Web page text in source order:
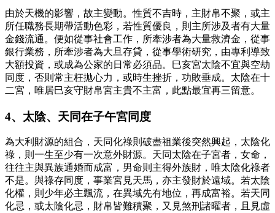
由於天機的影響，故主變動。性質不吉時，主財帛不聚，或主
所任職務長期帶活動色彩，若性質優良，則主所涉及者有大量
金錢流通。便如從事社會工作，所牽涉者為大量救濟金，從事
銀行業務，所牽涉者為大旦存貸，從事學術研究，由專利導致
大額投資，或成為公家的日常必須品。巳亥宮太陰不宜與空劫
同度，否則常主枉拋心力，或時生挫折，功敗垂成。太陰在十
二宮，唯居巳亥守財帛宮主貴不主富，此點最宜再三留意。
4、太陰、天同在子午宮同度
為大利財源的組合，天同化祿則破盡祖業後突然興起，太陰化
祿，則一生至少有一次意外財源。天同太陰在子宮者，女命，
往往主與異族通婚而成富，男命則主得外族財，唯太陰化祿者
不是。與祿存同度，事業宮見天馬，亦主發財於遠域。若太陰
化權，則少年必主飄流，在異域先有地位，再成富裕。若天同
化忌，或太陰化忌，財帛皆難積聚，又見煞刑諸曜者，且見虛